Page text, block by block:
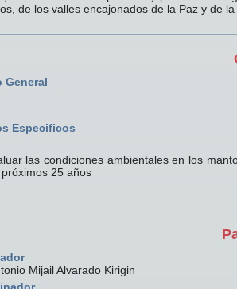
de los valles encajonados de la Paz y de
General
Especificos
las condiciones ambientales en los
próximos 25 años
Mijail Alvarado Kirigin